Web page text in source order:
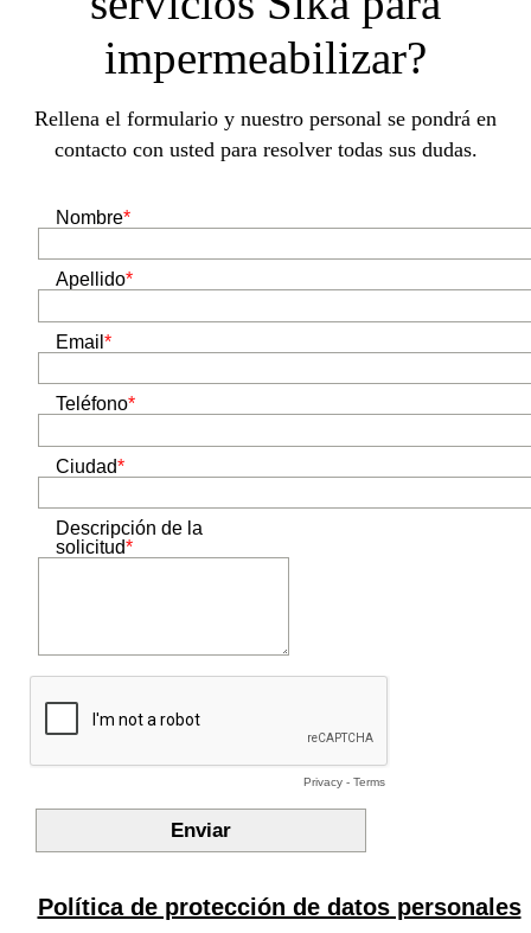
impermeabilizar?
Rellena el formulario y nuestro personal se pondrá en
contacto con usted para resolver todas sus dudas.